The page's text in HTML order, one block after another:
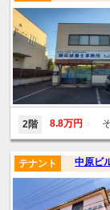
2階 8.8万円
中原ビ
テナント